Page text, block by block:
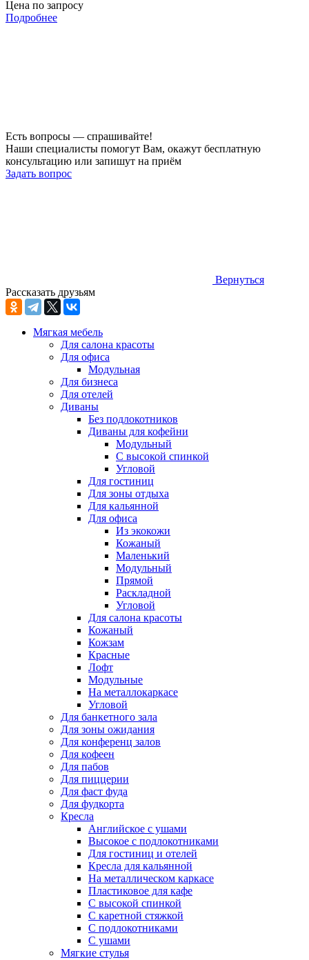
Цена по запросу
Подробнее
Есть вопросы — спрашивайте!
Наши специалисты помогут Вам, окажут бесплатную
консультацию или запишут на приём
Задать вопрос
Вернуться
Рассказать друзьям
Мягкая мебель
Для салона красоты
Для офиса
Модульная
Для бизнеса
Для отелей
Диваны
Без подлокотников
Диваны для кофейни
Модульный
С высокой спинкой
Угловой
Для гостиниц
Для зоны отдыха
Для кальянной
Для офиса
Из экокожи
Кожаный
Маленький
Модульный
Прямой
Раскладной
Угловой
Для салона красоты
Кожаный
Кожзам
Красные
Лофт
Модульные
На металлокаркасе
Угловой
Для банкетного зала
Для зоны ожидания
Для конференц залов
Для кофеен
Для пабов
Для пиццерии
Для фаст фуда
Для фудкорта
Кресла
Английское с ушами
Высокое с подлокотниками
Для гостиниц и отелей
Кресла для кальянной
На металлическом каркасе
Пластиковое для кафе
С высокой спинкой
С каретной стяжкой
С подлокотниками
С ушами
Мягкие стулья